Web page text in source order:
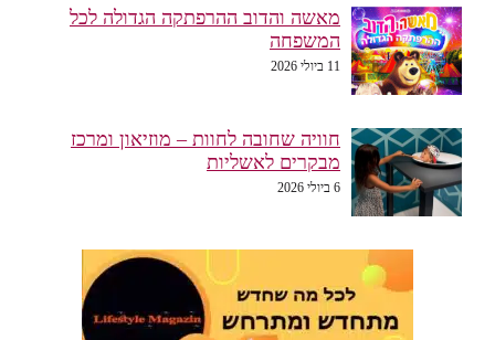
מאשה והדוב ההרפתקה הגדולה לכל
המשפחה
11 ביולי 2026
חוויה שחובה לחוות – מוזיאון ומרכז
מבקרים לאשליות
6 ביולי 2026